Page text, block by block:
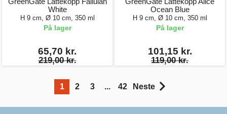
White
H 9 cm, Ø 10 cm, 350 ml
På lager
65,70 kr.
219,00 kr.
Ocean Blue
H 9 cm, Ø 10 cm, 350 ml
På lager
101,15 kr.
119,00 kr.
1 2 3 ... 42 Neste